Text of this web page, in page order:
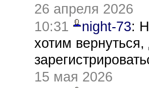
26 апреля 2026
10:31
night-73:
хотим
15 мая 2026